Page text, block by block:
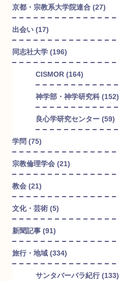
京都・宗教系大学院連合 (27)
出会い (17)
同志社大学 (196)
CISMOR (164)
神学部・神学研究科 (152)
良心学研究センター (59)
学問 (75)
宗教倫理学会 (21)
教会 (21)
文化・芸術 (5)
新聞記事 (91)
旅行・地域 (334)
サンタバーバラ紀行 (133)